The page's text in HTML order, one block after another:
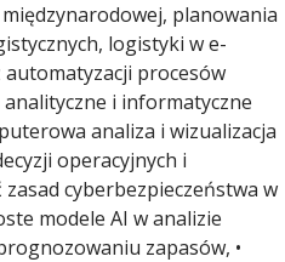
planowania
logistyki w e-
procesów
analityczne i informatyczne
analiza i wizualizacja
operacyjnych i
cyberbezpieczeństwa w
modele AI w analizie
zapasów, •